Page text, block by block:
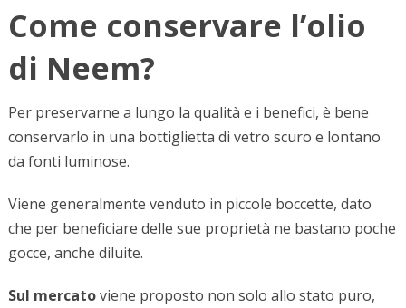
Come conservare l’olio
di Neem?
Per preservarne a lungo la qualità e i benefici, è bene
conservarlo in una bottiglietta di vetro scuro e lontano
da fonti luminose.
Viene generalmente venduto in piccole boccette, dato
che per beneficiare delle sue proprietà ne bastano poche
gocce, anche diluite.
Sul mercatoviene proposto non solo allo stato puro,